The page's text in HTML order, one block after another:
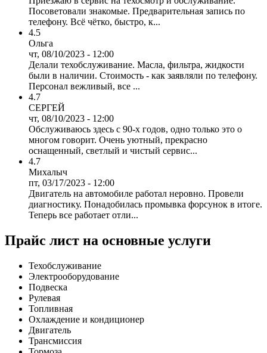
Посоветовали знакомые. Предварительная запись по
телефону. Всё чётко, быстро, к...
4.5
Ольга
чт, 08/10/2023 - 12:00
Делали техобслуживание. Масла, фильтра, жидкости
были в наличии. Стоимость - как заявляли по телефону.
Персонал вежливый, все ...
4.7
СЕРГЕЙ
чт, 08/10/2023 - 12:00
Обслуживаюсь здесь с 90-х годов, одно только это о
многом говорит. Очень уютный, прекрасно
оснащенный, светлый и чистый сервис...
4.7
Михалыч
пт, 03/17/2023 - 12:00
Двигатель на автомобиле работал неровно. Провели
диагностику. Понадобилась промывка форсунок в итоге.
Теперь все работает отли...
Прайс лист на основные услуги
Техобслуживание
Электрооборудование
Подвеска
Рулевая
Топливная
Охлаждение и кондиционер
Двигатель
Трансмиссия